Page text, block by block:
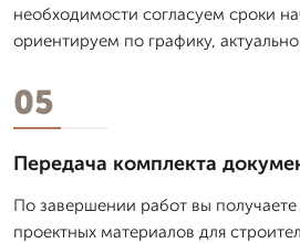
необходимости согласуем сроки
ориентируем по графику,
05
Передача комплекта
По завершении работ вы
проектных материалов для